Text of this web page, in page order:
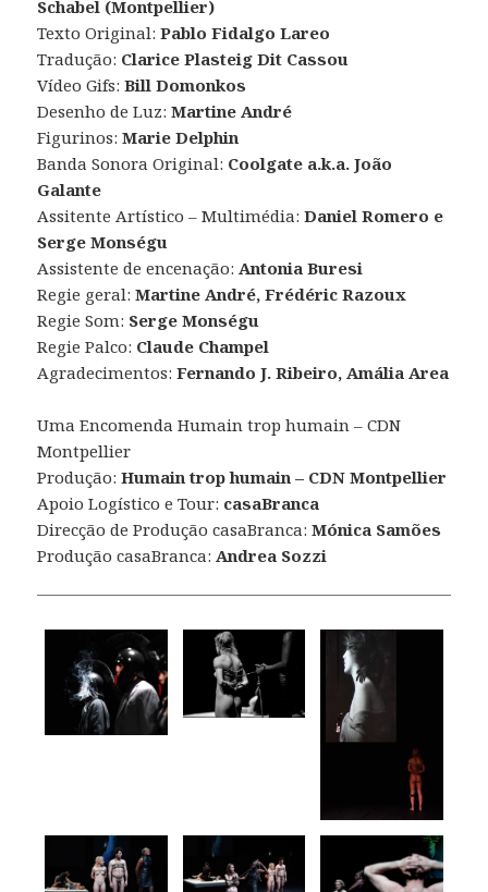
Schabel (Montpellier)
Texto Original:Pablo Fidalgo Lareo
Tradução: Clarice Plasteig Dit Cassou
Vídeo Gifs:Bill Domonkos
Desenho de Luz:Martine André
​Figurinos:Marie Delphin
Banda Sonora Original: Coolgate a.k.a. João
Galante
Assitente Artístico – Multimédia:Daniel Romero e
Serge Monségu
Assistente de encenação: Antonia Buresi
​Regie geral:Martine André, Frédéric Razoux
​Regie Som: Serge Monségu
Regie Palco: Claude Champel
Agradecimentos:Fernando J. Ribeiro, Amália Area
Uma Encomenda Humain trop humain – CDN
Montpellier
Produção:Humain trop humain – CDN Montpellier
Apoio Logístico e Tour: casaBranca
Direcção de Produção casaBranca:Mónica Samões
Produção casaBranca: Andrea Sozzi